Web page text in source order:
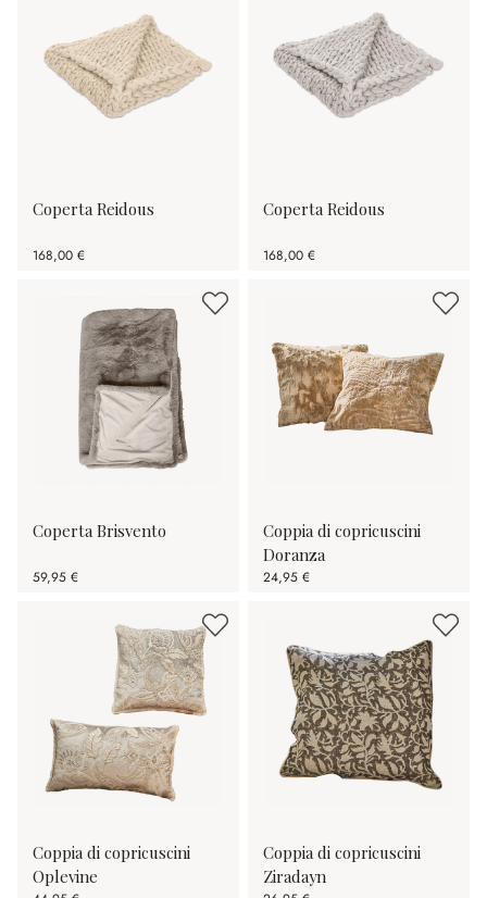
Coperta Reidous
168,00 €
Coperta Reidous
168,00 €
Coperta Brisvento
59,95 €
Coppia di copricuscini
Doranza
24,95 €
Coppia di copricuscini
Oplevine
Coppia di copricuscini
Ziradayn